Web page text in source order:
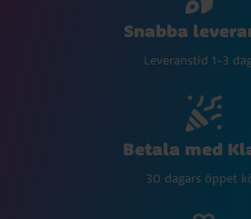
Snabba
Leveranstid 1-3
Betala med
30 dagars öppet